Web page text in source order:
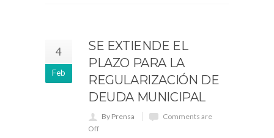
4
Feb
SE EXTIENDE EL
PLAZO PARA LA
REGULARIZACIÓN DE
DEUDA MUNICIPAL
By Prensa
Comments are
Off